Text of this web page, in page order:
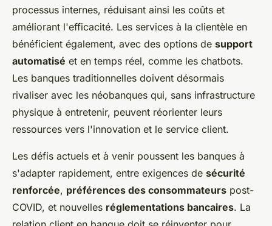
processus internes, réduisant ainsi les coûts et
améliorant l'efficacité. Les services à la clientèle en
bénéficient également, avec des options de support
automatisé et en temps réel, comme les chatbots.
Les banques traditionnelles doivent désormais
rivaliser avec les néobanques qui, sans infrastructure
physique à entretenir, peuvent réorienter leurs
ressources vers l'innovation et le service client.
Les défis actuels et à venir poussent les banques à
s'adapter rapidement, entre exigences de sécurité
renforcée, préférences des consommateurs post-
COVID, et nouvelles réglementations bancaires. La